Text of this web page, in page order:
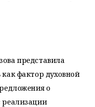
представила
фактор духовной
о
реализации